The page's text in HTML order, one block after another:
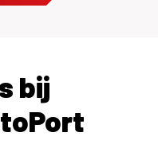
bij